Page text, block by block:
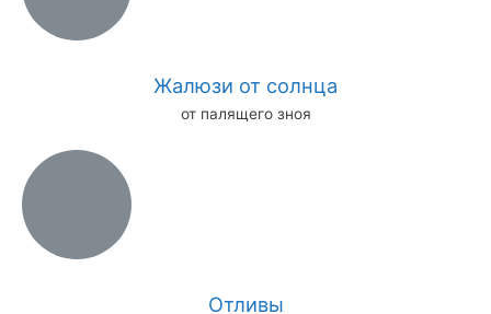
Жалюзи от солнца
от палящего зноя
Отливы